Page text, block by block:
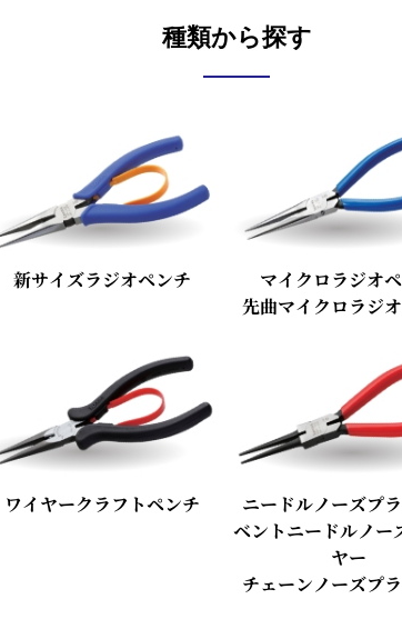
種類から探す
新サイズラジオペンチ
マイクロラジオ
先曲マイクロラジ
ワイヤークラフトペンチ
ニードルノーズプ
ベントニードルノー
ヤー
チェーンノーズプ